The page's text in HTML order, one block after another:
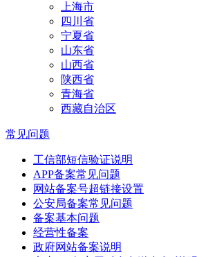
上海市
四川省
宁夏省
山东省
山西省
陕西省
青海省
西藏自治区
常见问题
工信部短信验证说明
APP备案常见问题
网站备案号超链接设置
公安局备案常见问题
备案基本问题
经营性备案
政府网站备案说明